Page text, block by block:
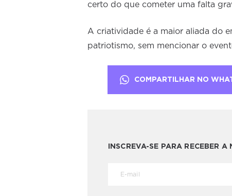
certo do que cometer uma falta
A criatividade é a maior aliada do
patriotismo, sem mencionar o
COMPARTILHAR NO
INSCREVA-SE PARA RECEBER